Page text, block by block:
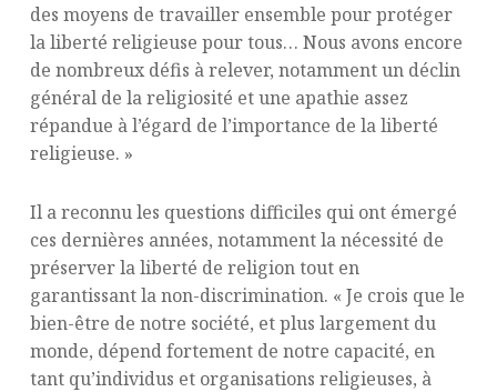
des moyens de travailler ensemble pour protéger
la liberté religieuse pour tous… Nous avons encore
de nombreux défis à relever, notamment un déclin
général de la religiosité et une apathie assez
répandue à l’égard de l’importance de la liberté
religieuse. »
Il a reconnu les questions difficiles qui ont émergé
ces dernières années, notamment la nécessité de
préserver la liberté de religion tout en
garantissant la non-discrimination. « Je crois que le
bien-être de notre société, et plus largement du
monde, dépend fortement de notre capacité, en
tant qu’individus et organisations religieuses, à